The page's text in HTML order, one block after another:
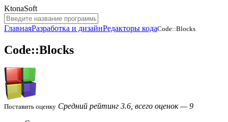
KtonaSoft
ГлавнаяРазработка и дизайнРедакторы кодаCode::Blocks
Code::Blocks
Поставить оценку Средний рейтинг 3.6, всего оценок — 9